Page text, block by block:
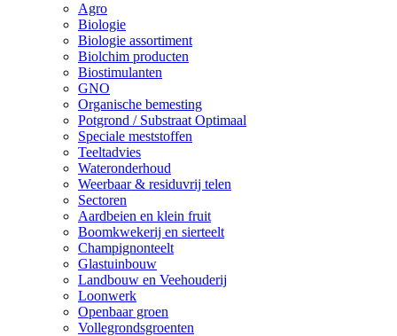
Agro
Biologie
Biologie assortiment
Biolchim producten
Biostimulanten
GNO
Organische bemesting
Potgrond / Substraat Optimaal
Speciale meststoffen
Teeltadvies
Wateronderhoud
Weerbaar & residuvrij telen
Sectoren
Aardbeien en klein fruit
Boomkwekerij en sierteelt
Champignonteelt
Glastuinbouw
Landbouw en Veehouderij
Loonwerk
Openbaar groen
Vollegrondsgroenten